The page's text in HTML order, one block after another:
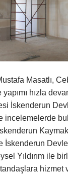
Masatlı,
yapımı hızla
İskenderun
incelemelerde
İskenderun
Yıldırım ile
hizmet